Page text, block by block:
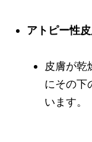
アトピー性
皮膚が乾
にその下
います。